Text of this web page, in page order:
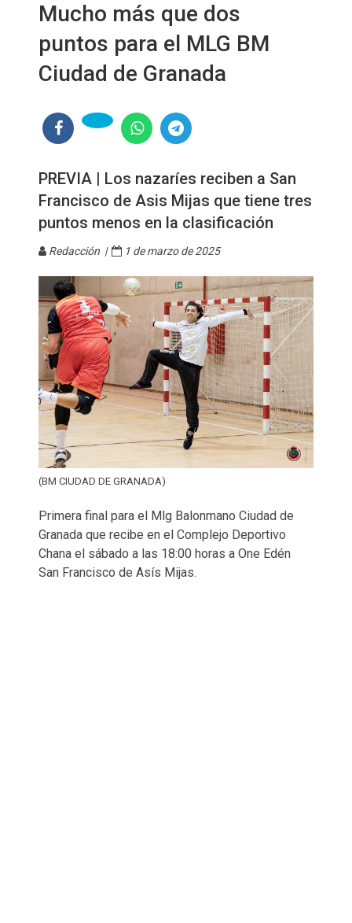
Mucho más que dos
puntos para el MLG BM
Ciudad de Granada
PREVIA | Los nazaríes reciben a San
Francisco de Asis Mijas que tiene tres
puntos menos en la clasificación
Redacción | 1 de marzo de 2025
(BM CIUDAD DE GRANADA)
Primera final para el Mlg Balonmano Ciudad de
Granada que recibe en el Complejo Deportivo
Chana el sábado a las 18:00 horas a One Edén
San Francisco de Asís Mijas.